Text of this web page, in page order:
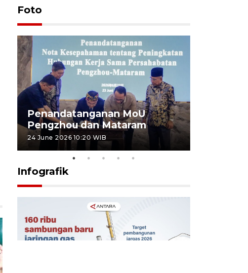
Foto
Penandatanganan MoU
Pengzhou dan Mataram
24 June 2026 10:20 WIB
Infografik